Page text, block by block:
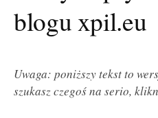
blogu xpil.eu
Uwaga: poniższy tekst to
szukasz czegoś na serio,